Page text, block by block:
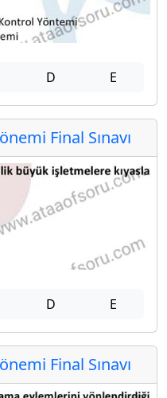
D E
Final Sınavı
D E
Final Sınavı